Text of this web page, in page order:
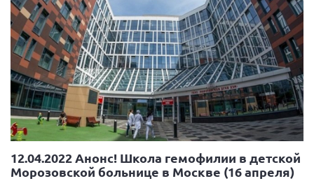
12.04.2022 Анонс! Школа гемофилии в детской
Морозовской больнице в Москве (16 апреля)